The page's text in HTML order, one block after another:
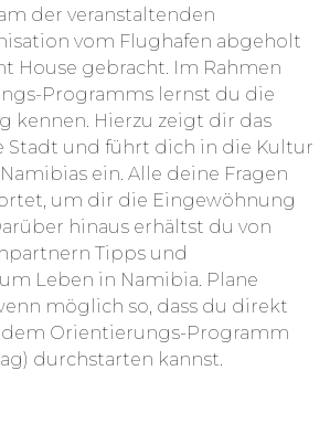
der veranstaltenden
vom Flughafen abgeholt
House gebracht. Im Rahmen
Programms lernst du die
kennen. Hierzu zeigt dir das
Stadt und führt dich in die Kultur
ein. Alle deine Fragen
um dir die Eingewöhnung
hinaus erhältst du von
Tipps und
Leben in Namibia. Plane
möglich so, dass du direkt
Orientierungs-Programm
durchstarten kannst.